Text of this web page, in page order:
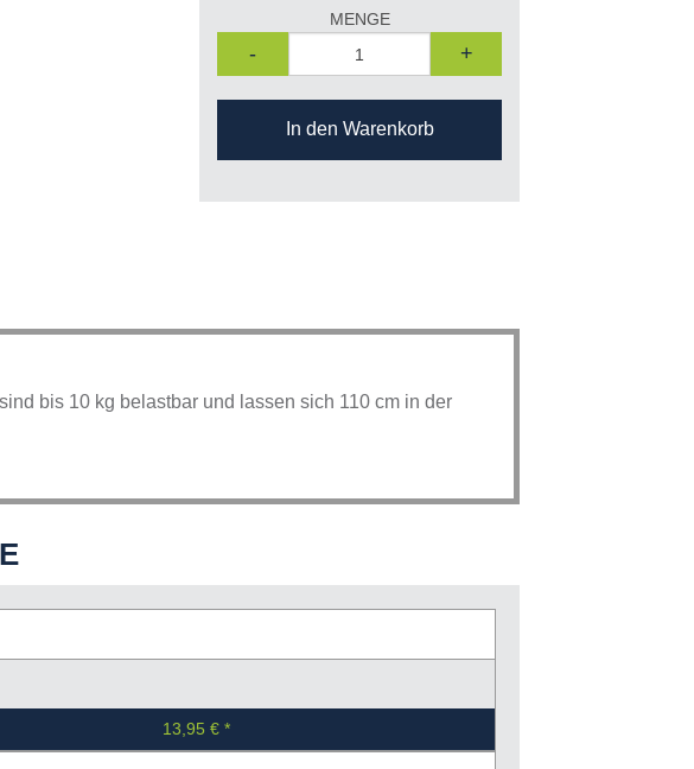
MENGE
- +
In den Warenkorb
bis 10 kg belastbar und lassen sich 110 cm in der
13,95 €